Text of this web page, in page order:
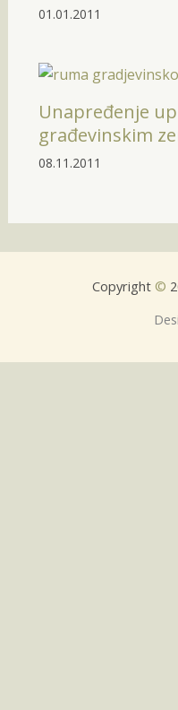
01.01.2011
Unapređenje
građevinskim
08.11.2011
Copyright ©